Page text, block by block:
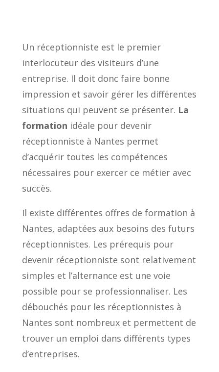
Un réceptionniste est le premier
interlocuteur des visiteurs d’une
entreprise. Il doit donc faire bonne
impression et savoir gérer les différentes
situations qui peuvent se présenter. La
formation idéale pour devenir
réceptionniste à Nantes permet
d’acquérir toutes les compétences
nécessaires pour exercer ce métier avec
succès.
Il existe différentes offres de formation à
Nantes, adaptées aux besoins des futurs
réceptionnistes. Les prérequis pour
devenir réceptionniste sont relativement
simples et l’alternance est une voie
possible pour se professionnaliser. Les
débouchés pour les réceptionnistes à
Nantes sont nombreux et permettent de
trouver un emploi dans différents types
d’entreprises.